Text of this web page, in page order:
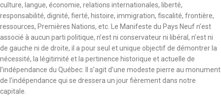
culture, langue, économie, relations internationales, liberté,
responsabilité, dignité, fierté, histoire, immigration, fiscalité, frontière,
ressources, Premières Nations, etc. Le Manifeste du Pays Neuf n’est
associé à aucun parti politique, n’est ni conservateur ni libéral, n’est ni
de gauche ni de droite, il a pour seul et unique objectif de démontrer la
nécessité, la légitimité et la pertinence historique et actuelle de
l’indépendance du Québec. Il s’agit d’une modeste pierre au monument
de l’indépendance qui se dressera un jour fièrement dans notre
capitale.